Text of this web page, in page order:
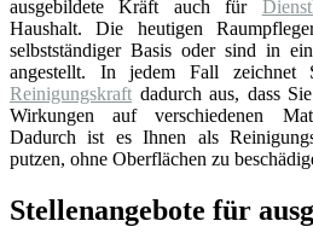
ausgebildete Kräft auch für
Haushalt. Die heutigen
selbstständiger Basis oder sind in
angestellt. In jedem Fall zeichnet
Reinigungskraft dadurch aus, dass
Wirkungen auf verschiedenen
Dadurch ist es Ihnen als
putzen, ohne Oberflächen zu
Stellenangebote für